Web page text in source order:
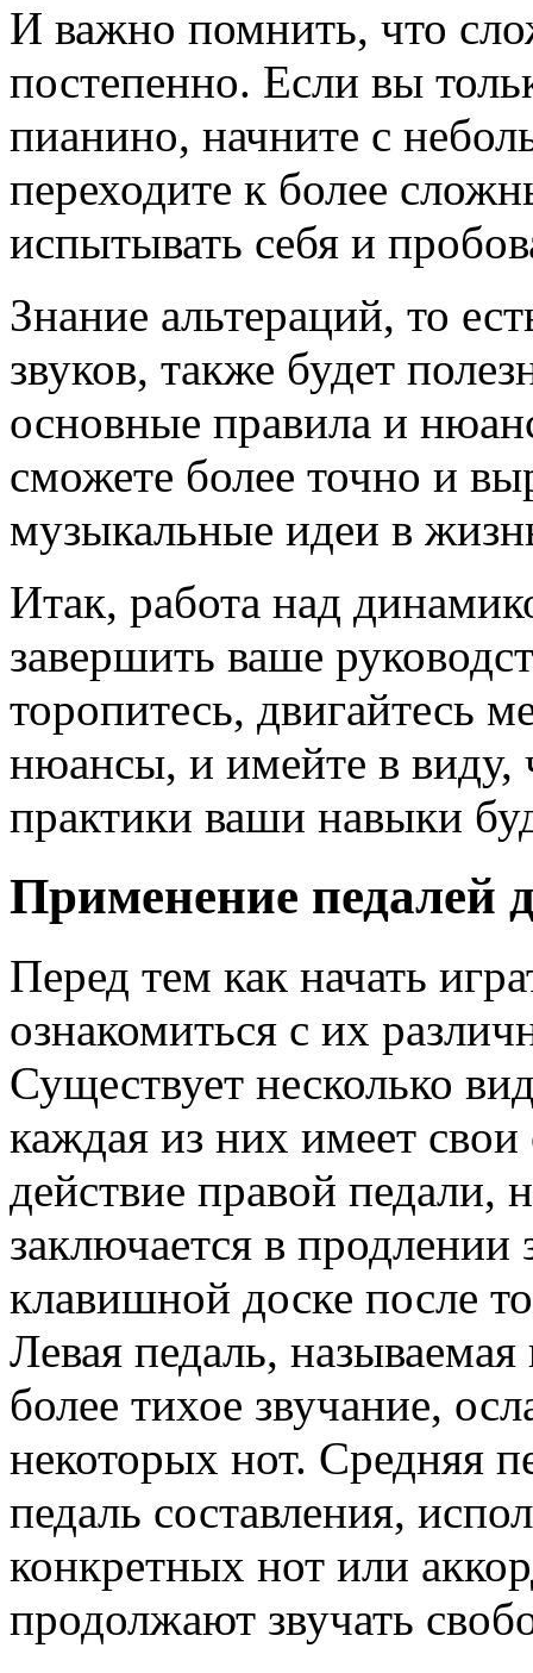
И важно помнить, что
постепенно. Если вы
пианино, начните с
переходите к более
испытывать себя и
Знание альтераций, то
звуков, также будет
основные правила и
сможете более точно и
музыкальные идеи в
Итак, работа над
завершить ваше
торопитесь, двигайтесь
нюансы, и имейте в виду,
практики ваши навыки
Применение педалей
Перед тем как начать
ознакомиться с их
Существует несколько
каждая из них имеет
действие правой педали,
заключается в продлении
клавишной доске после
Левая педаль,
более тихое звучание,
некоторых нот. Средняя
педаль составления,
конкретных нот или
продолжают звучать